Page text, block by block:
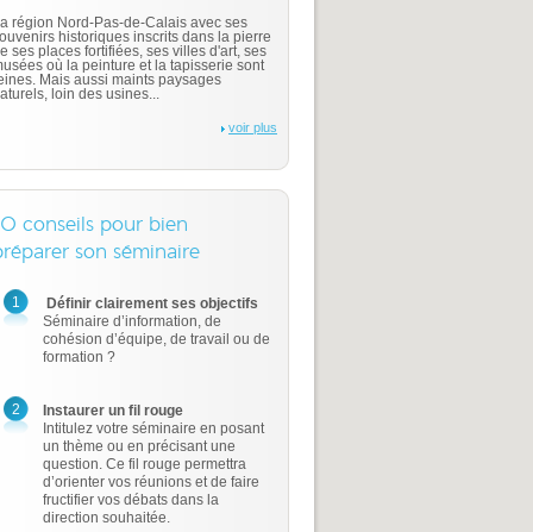
région Nord-Pas-de-Calais avec ses
historiques inscrits dans la pierre
ses places fortifiées, ses villes d'art, ses
où la peinture et la tapisserie sont
Mais aussi maints paysages
loin des usines...
voir plus
conseils pour bien
son séminaire
1
Définir clairement ses objectifs
Séminaire d’information, de
cohésion d’équipe, de travail ou de
formation ?
2
Instaurer un fil rouge
Intitulez votre séminaire en posant
un thème ou en précisant une
question. Ce fil rouge permettra
d’orienter vos réunions et de faire
fructifier vos débats dans la
direction souhaitée.